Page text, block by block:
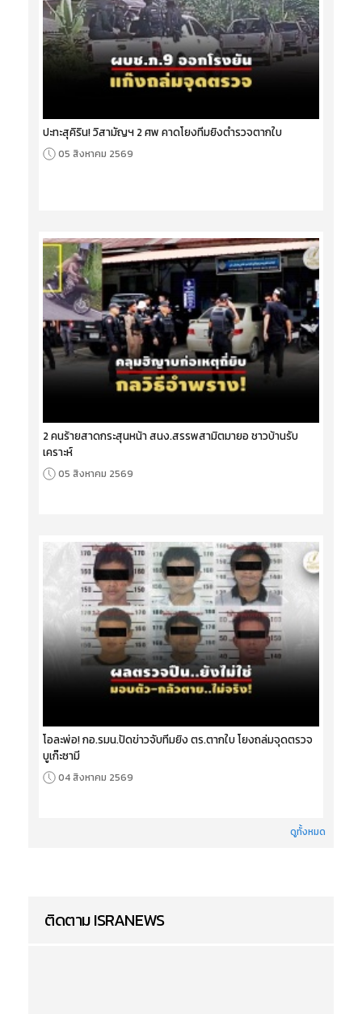
ปะทะสุคิริน! วิสามัญฯ 2 ศพ คาดโยงทีมยิงตำรวจตากใบ
05 สิงหาคม 2569
2 คนร้ายสาดกระสุนหน้า สนง.สรรพสามิตมายอ ชาวบ้านรับ
เคราะห์
05 สิงหาคม 2569
โอละพ่อ! กอ.รมน.ปัดข่าวจับทีมยิง ตร.ตากใบ โยงถล่มจุดตรวจ
บูเก๊ะซามี
04 สิงหาคม 2569
ดูทั้งหมด
ติดตาม ISRANEWS